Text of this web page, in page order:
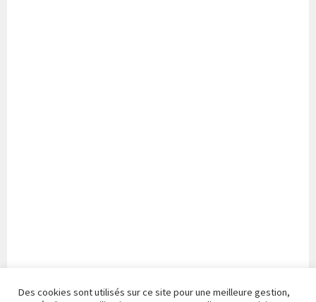
Des cookies sont utilisés sur ce site pour une meilleure gestion,